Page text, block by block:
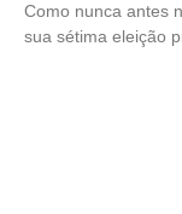
Como nunca antes
sua sétima eleição